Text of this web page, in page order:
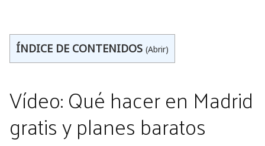
ÍNDICE DE CONTENIDOS (Abrir)
Vídeo: Qué hacer en Madrid
gratis y planes baratos